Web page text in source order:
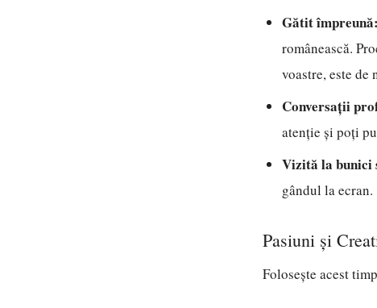
Gătit împreună:
românească.
voastre, este de
Conversații
atenție și poți
Vizită la bunici
gândul la ecran.
Pasiuni și
Folosește acest